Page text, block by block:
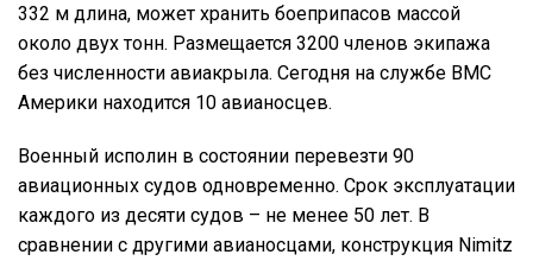
332 м длина, может хранить боеприпасов массой
около двух тонн. Размещается 3200 членов экипажа
без численности авиакрыла. Сегодня на службе ВМС
Америки находится 10 авианосцев.
Военный исполин в состоянии перевезти 90
авиационных судов одновременно. Срок эксплуатации
каждого из десяти судов – не менее 50 лет. В
сравнении с другими авианосцами, конструкция Nimitz